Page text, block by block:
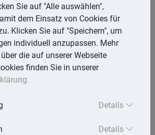
0
Stb.de
Sie auf "Alle auswählen",
dem Einsatz von Cookies für
Klicken Sie auf "Speichern", um
individuell anzupassen. Mehr
die auf unserer Webseite
finden Sie in unserer
Details
Details